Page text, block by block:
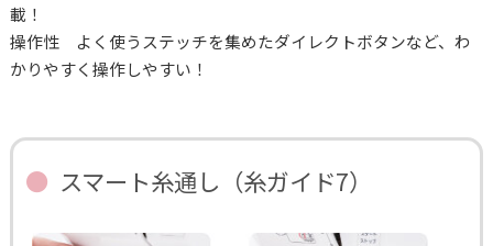
載！
操作性 よく使うステッチを集めたダイレクトボタンなど、わ
かりやすく操作しやすい！
スマート糸通し（糸ガイド7）